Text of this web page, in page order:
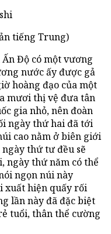
tiếng Trung)
Độ có một vương
nước ấy được gả
hoàng đạo của một
mươi thị vệ đưa tân
gia nhỏ, nên đoàn
ngày thứ hai đã tới
cao nằm ở biên giới
thứ tư đều sẽ
ngày thứ năm có thể
ngọn núi này
xuất hiện quấy rối
lần này đã đặc biệt
tuổi, thân thể cường